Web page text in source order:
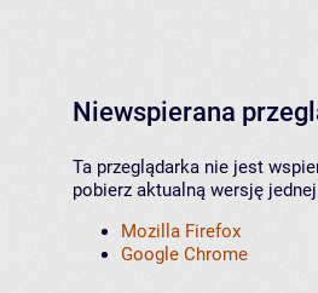
Niewspierana
Ta przeglądarka nie jest
pobierz aktualną wersję
Mozilla Firefox
Google Chrome